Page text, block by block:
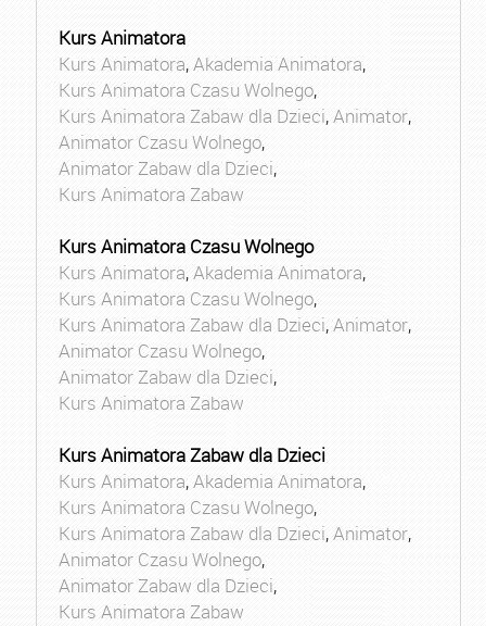
Kurs Animatora
Kurs Animatora,Akademia Animatora,
Kurs Animatora Czasu Wolnego,
Kurs Animatora Zabaw dla Dzieci,Animator,
Animator Czasu Wolnego,
Animator Zabaw dla Dzieci,
Kurs Animatora Zabaw
Kurs Animatora Czasu Wolnego
Kurs Animatora,Akademia Animatora,
Kurs Animatora Czasu Wolnego,
Kurs Animatora Zabaw dla Dzieci,Animator,
Animator Czasu Wolnego,
Animator Zabaw dla Dzieci,
Kurs Animatora Zabaw
Kurs Animatora Zabaw dla Dzieci
Kurs Animatora,Akademia Animatora,
Kurs Animatora Czasu Wolnego,
Kurs Animatora Zabaw dla Dzieci,Animator,
Animator Czasu Wolnego,
Animator Zabaw dla Dzieci,
Kurs Animatora Zabaw